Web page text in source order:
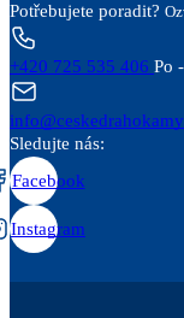
Potřebujete poradit?
+420 725 535 406 Po
Sledujte nás:
Facebook
Instagram